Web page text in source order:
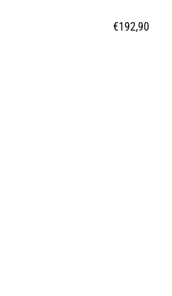
€192,90